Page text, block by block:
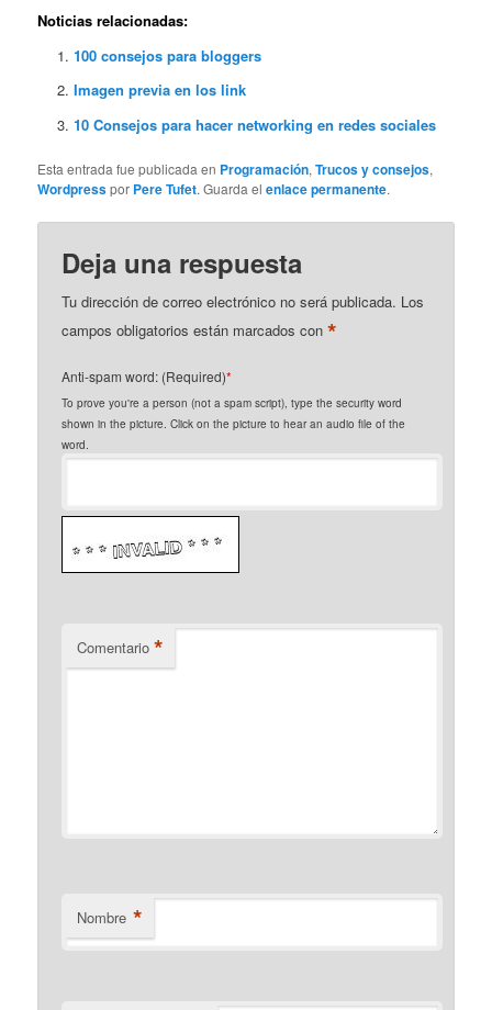
Noticias relacionadas:
100 consejos para bloggers
Imagen previa en los link
10 Consejos para hacer networking en redes sociales
Esta entrada fue publicada en Programación,Trucos y consejos,
Wordpresspor Pere Tufet. Guarda elenlace permanente.
Deja una respuesta
Tu dirección de correo electrónico no será publicada. Los
campos obligatorios están marcados con*
Anti-spam word: (Required)*
To prove you're a person (not a spam script), type the security word
shown in the picture. Click on the picture to hear an audio file of the
word.
Comentario *
Nombre *